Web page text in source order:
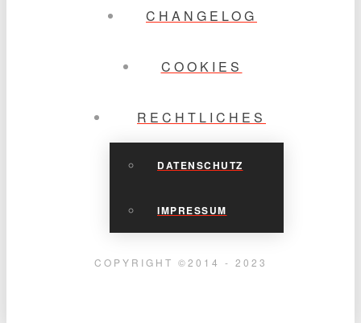
CHANGELOG
COOKIES
RECHTLICHES
DATENSCHUTZ
IMPRESSUM
COPYRIGHT ©2014 - 2023